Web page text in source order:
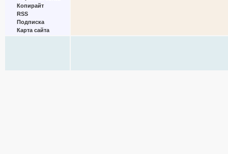
Копирайт
RSS
Подписка
Карта сайта